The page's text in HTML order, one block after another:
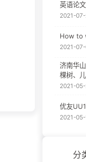
英语论
2021-
How to
2021-
济南华
棵树、儿
2021-
优友
2021-
分